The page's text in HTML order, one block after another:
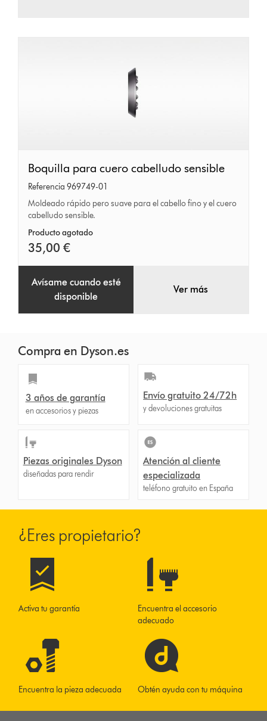
Boquilla
para
cuero
cabelludo
sensible
Boquilla para cuero cabelludo sensible
Referencia 969749-01
Moldeado rápido pero suave para el cabello fino y el cuero
cabelludo sensible.
Producto agotado
35,00 €
Avísame cuando esté
disponible
Ver más
Compra en Dyson.es
3 años de garantía
en accesorios y piezas
Envío gratuito 24/72h
y devoluciones gratuitas
Piezas originales Dyson
diseñadas para rendir
Atención al cliente
especializada
teléfono gratuito en España
¿Eres propietario?
Activa tu garantía
Encuentra el accesorio
adecuado
Encuentra la pieza adecuada Obtén ayuda con tu máquina